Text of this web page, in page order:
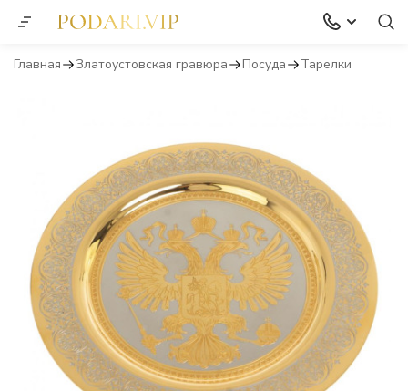
Главная Златоустовская гравюра Посуда Тарелки